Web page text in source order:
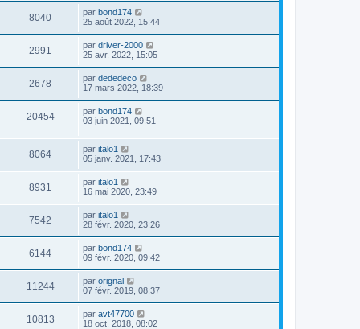
8040 par bond174
25 août 2022, 15:44
2991 par driver-2000
25 avr. 2022, 15:05
2678 par dededeco
17 mars 2022, 18:39
20454 par bond174
03 juin 2021, 09:51
8064 par italo1
05 janv. 2021, 17:43
8931 par italo1
16 mai 2020, 23:49
7542 par italo1
28 févr. 2020, 23:26
6144 par bond174
09 févr. 2020, 09:42
11244 par orignal
07 févr. 2019, 08:37
10813 par avt47700
18 oct. 2018, 08:02